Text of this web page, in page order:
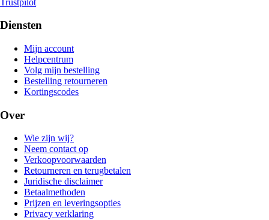
Diensten
Mijn account
Helpcentrum
Volg mijn bestelling
Bestelling retourneren
Kortingscodes
Over
Wie zijn wij?
Neem contact op
Verkoopvoorwaarden
Retourneren en terugbetalen
Juridische disclaimer
Betaalmethoden
Prijzen en leveringsopties
Privacy verklaring